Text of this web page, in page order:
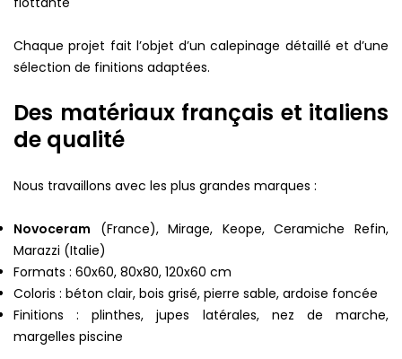
Chaque projet fait l’objet d’un calepinage détaillé et d’une
sélection de finitions adaptées.
Des matériaux français et italiens
de qualité
Nous travaillons avec les plus grandes marques :
Novoceram (France), Mirage, Keope, Ceramiche Refin,
Marazzi (Italie)
Formats : 60x60, 80x80, 120x60 cm
Coloris : béton clair, bois grisé, pierre sable, ardoise foncée
Finitions : plinthes, jupes latérales, nez de marche,
margelles piscine